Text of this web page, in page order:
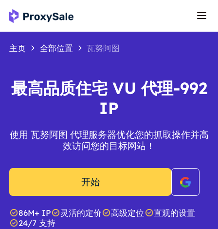
主页 全部位置 瓦努阿图
最高品质住宅 VU 代理-992
IP
使用 瓦努阿图 代理服务器优化您的抓取操作并高
效访问您的目标网站！
开始
86M+ IP 灵活的定价 高级定位
直观的设置
24/7 支持